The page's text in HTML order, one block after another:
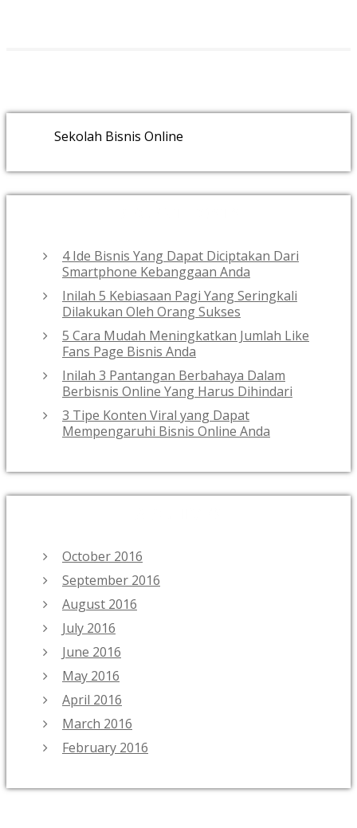
Sekolah Bisnis Online
4 Ide Bisnis Yang Dapat Diciptakan Dari
Smartphone Kebanggaan Anda
Inilah 5 Kebiasaan Pagi Yang Seringkali
Dilakukan Oleh Orang Sukses
5 Cara Mudah Meningkatkan Jumlah Like
Fans Page Bisnis Anda
Inilah 3 Pantangan Berbahaya Dalam
Berbisnis Online Yang Harus Dihindari
3 Tipe Konten Viral yang Dapat
Mempengaruhi Bisnis Online Anda
October 2016
September 2016
August 2016
July 2016
June 2016
May 2016
April 2016
March 2016
February 2016